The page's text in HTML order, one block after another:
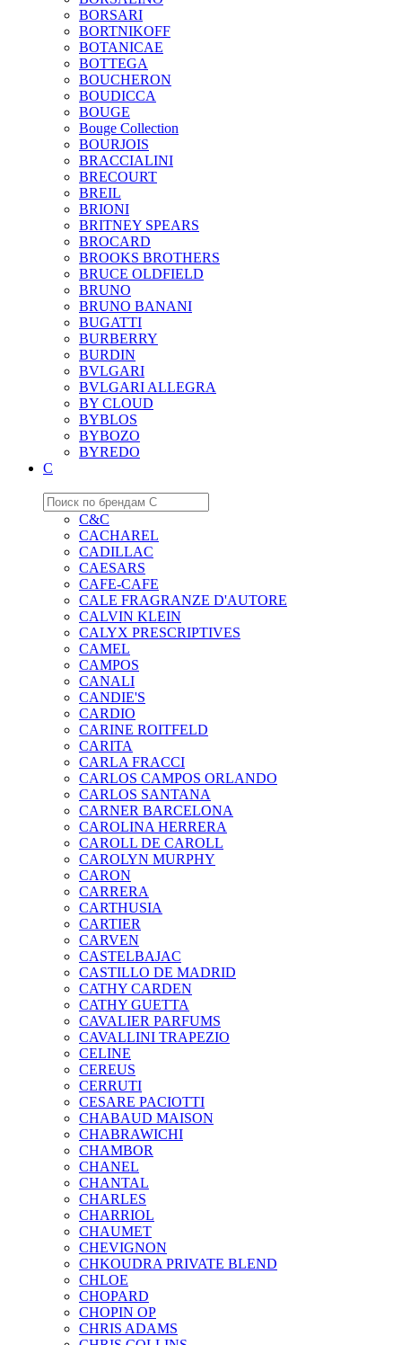
BORSARI
BORTNIKOFF
BOTANICAE
BOTTEGA
BOUCHERON
BOUDICCA
BOUGE
Bouge Collection
BOURJOIS
BRACCIALINI
BRECOURT
BREIL
BRIONI
BRITNEY SPEARS
BROCARD
BROOKS BROTHERS
BRUCE OLDFIELD
BRUNO
BRUNO BANANI
BUGATTI
BURBERRY
BURDIN
BVLGARI
BVLGARI ALLEGRA
BY CLOUD
BYBLOS
BYBOZO
BYREDO
C
C&C
CACHAREL
CADILLAC
CAESARS
CAFE-CAFE
CALE FRAGRANZE D'AUTORE
CALVIN KLEIN
CALYX PRESCRIPTIVES
CAMEL
CAMPOS
CANALI
CANDIE'S
CARDIO
CARINE ROITFELD
CARITA
CARLA FRACCI
CARLOS CAMPOS ORLANDO
CARLOS SANTANA
CARNER BARCELONA
CAROLINA HERRERA
CAROLL DE CAROLL
CAROLYN MURPHY
CARON
CARRERA
CARTHUSIA
CARTIER
CARVEN
CASTELBAJAC
CASTILLO DE MADRID
CATHY CARDEN
CATHY GUETTA
CAVALIER PARFUMS
CAVALLINI TRAPEZIO
CELINE
CEREUS
CERRUTI
CESARE PACIOTTI
CHABAUD MAISON
CHABRAWICHI
CHAMBOR
CHANEL
CHANTAL
CHARLES
CHARRIOL
CHAUMET
CHEVIGNON
CHKOUDRA PRIVATE BLEND
CHLOE
CHOPARD
CHOPIN OP
CHRIS ADAMS